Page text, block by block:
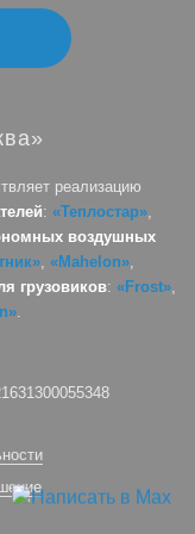
реализацию
: «Теплостар»,
воздушных
, «Mahelon»,
грузовиков: «Frost»,
.